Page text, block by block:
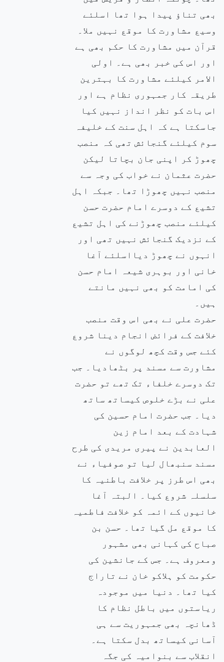
بھی تناؤ پیدا ہوا تھا اسلئے
وسیع مشاورت کا موقع نہیں ملا۔
قرآن میں مشاورت کا حکم بھی ہے
اور اس کی خبر بھی ہے۔ اولی
الامر کیلئے مشاورت کا بہترین
طریقہ کار جمہوری نظام ہے اور
اس بات کو نظر انداز نہیں کیا
جاسکتا ہے کہ اہل سنت کے خلیفہ
سوم کیلئے گنجائش تھی کہ منصب
چھوڑ کر اپنی جان بچاتا لیکن
حضرت عثمان نے خواب کی وجہ سے
منصب نہیں چھوڑا تھا۔ جبکہ اہل
تشیع کے دوسرے امام حضرت حسن
کیلئے منصب چھوڑنے کی اہل تشیع
کے نزدیک گنجائش نہیں تھی اور
انہوں نے چھوڑ دیااسلئے آغا
خانی اور بوہری شیعہ امام حسن
کی امامت کو بھی نہیں مانتے
ہیں۔
حضرت علی نے بھی اس وقت منصب
خلافت کے فرائض انجام دینا شروع
کئے جس وقت کچھ لوگوں نے
مشاورت سے مسند پر بٹھادیا۔ جب
تک دوسرے خلفاء تک تھے تو حضرت
علی نے بڑے خلوص کیساتھ ساتھ
دیا۔ جب حضرت امام حسین کی
شہادت کے بعد امام زین
العابدین نے پیری مریدی کی طرح
مسند سنبھال لیا تو صوفیاء نے
بھی اس طرز پر خلافت باطنیہ کا
سلسلہ شروع کیا۔ البتہ آغا
خانیوں کے ائمہ کو خلافت فاطمیہ
کا موقع مل گیا تھا۔ حسن بن
صباح کی کہانی بھی مشہور
ومعروف ہے۔ جس کے جانشین کی
حکومت کو ہلاکو خان نے تاراج
کیا تھا۔ دنیا میں موجودہ
ریاستوں میں باطل نظام کا
ڈھانچہ بھی جمہوریت سے ہی
آسانی کیساتھ بدل سکتا ہے۔
انقلاب سے بنوامیہ کی جگہ